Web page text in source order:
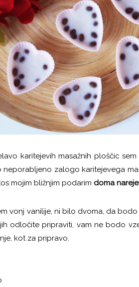
karitejevih masažnih ploščic
neporabljeno zalogo karitejevega
mojim bližnjim podarim doma
vonj vanilije, ni bilo dvoma, da
odločite pripraviti, vam ne bodo
kot za pripravo.